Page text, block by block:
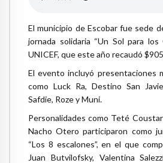
El municipio de Escobar fue sede
jornada solidaria “Un Sol para los
UNICEF, que este año recaudó
El evento incluyó presentaciones
como Luck Ra, Destino San
Safdie, Roze y Muni.
Personalidades como Teté
Nacho Otero participaron como
“Los 8 escalones”, en el que
Juan Butvilofsky, Valentina